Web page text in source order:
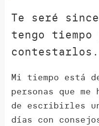
Te seré
tengo tiempo
contestarlos.
Mi tiempo está
personas que
de escribirles
días con